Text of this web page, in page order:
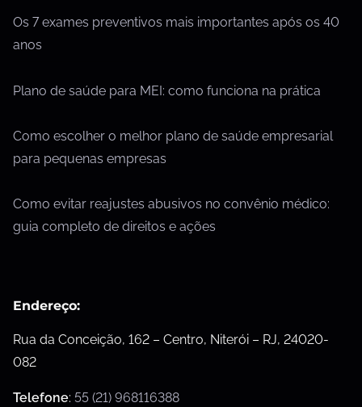
Os 7 exames preventivos mais importantes após os 40
anos
Plano de saúde para MEI: como funciona na prática
Como escolher o melhor plano de saúde empresarial
para pequenas empresas
Como evitar reajustes abusivos no convênio médico:
guia completo de direitos e ações
Endereço:
Rua da Conceição, 162 – Centro, Niterói – RJ, 24020-
082
Telefone: 55 (21) 968116388